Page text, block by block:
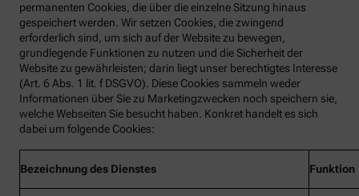
permanenten Cookies, die über die einzelne Sitzung hinaus
gespeichert werden. Wir setzen Cookies, die zwingend
erforderlich sind, um sich auf der Website zu bewegen,
grundlegende Funktionen zu nutzen und die Sicherheit der
Website zu gewährleisten; darin liegt unser berechtigtes Interesse
(Art. 6 Abs. 1 lit. f DSGVO). Diese Cookies sammeln weder
Informationen über Sie zu Marketingzwecken noch speichern sie,
welche Webseiten Sie besucht haben. Konkret handelt es sich
dabei um folgende Cookies:
Bezeichnungdes Dienstes Funktion